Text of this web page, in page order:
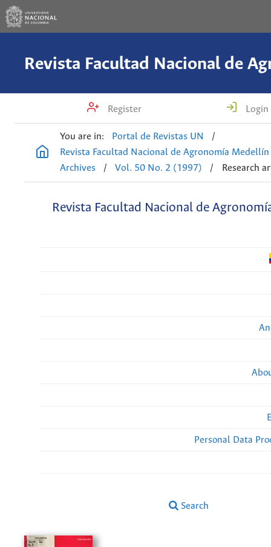
Register Login
You are in: Portal de Revistas UN
/
Revista Facultad Nacional de Agronomía Medellín
Archives
/ Vol. 50 No. 2 (1997) / Research
Revista Facultad Nacional de
Personal Data
Search